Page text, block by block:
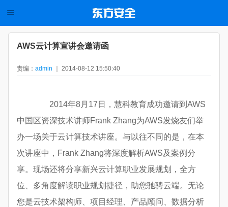
AWS云计算宣讲会邀请函
责编： admin ｜ 2014-08-12 15:50:40
2014年8月17日，慧科教育成功邀请到AWS
中国区资深技术讲师Frank Zhang为AWS发烧友们举
办一场关于云计算技术讲座。与以往不同的是，在本
次讲座中，Frank Zhang将深度解析AWS及案例分
享。现场还将分享新兴云计算职业发展规划，全方
位、多角度解读职业规划捷径，助您驰骋云端。无论
您是云技术架构师、项目经理、产品顾问、数据分析